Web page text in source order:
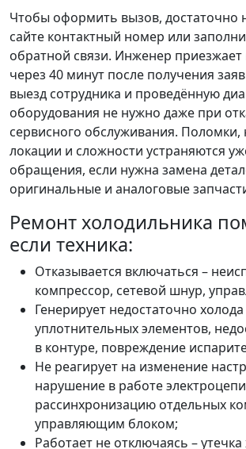
Чтобы оформить вызов, достаточно
сайте контактный номер или
обратной связи. Инженер
через 40 минут после получения
выезд сотрудника и проведённую
оборудования не нужно даже при
сервисного обслуживания. Поломки,
локации и сложности устраняются
обращения, если нужна замена
оригинальные и аналоговые
Ремонт холодильника
если техника:
Отказывается включаться –
компрессор, сетевой шнур,
Генерирует недостаточно холода
уплотнительных элементов,
в контуре, повреждение
Не реагирует на изменение
нарушение в работе
рассинхронизацию отдельных
управляющим блоком;
Работает не отключаясь – утечка